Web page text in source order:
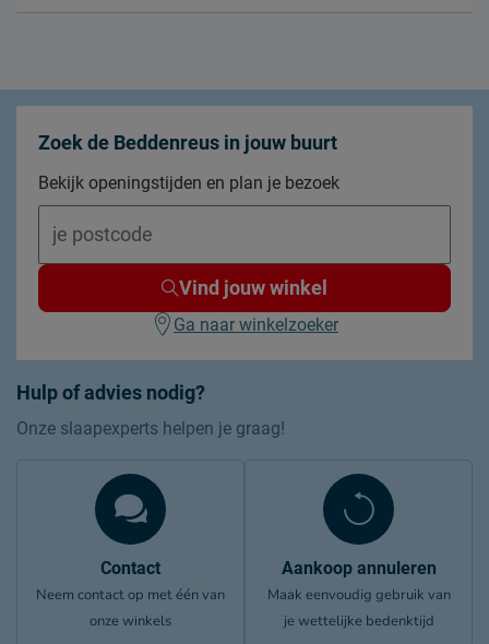
Hulp of advies nodig?
Onze slaapexperts helpen je graag!
Contact
Neem contact op met één van
onze winkels
Aankoop annuleren
Maak eenvoudig gebruik van
je wettelijke bedenktijd
Zoek de Beddenreus in jouw buurt
Bekijk openingstijden en plan je bezoek
Vind jouw winkel
Ga naar winkelzoeker